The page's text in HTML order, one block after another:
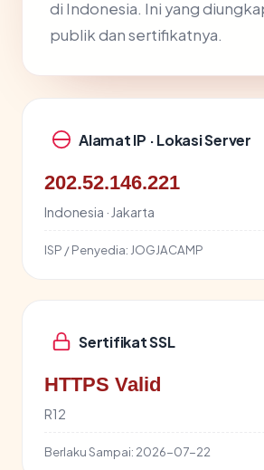
di Indonesia. Ini yang
publik dan sertifikatnya.
Alamat IP · Lokasi Server
202.52.146.221
Indonesia · Jakarta
ISP / Penyedia: JOGJACAMP
Sertifikat SSL
HTTPS Valid
R12
Berlaku Sampai: 2026-07-22